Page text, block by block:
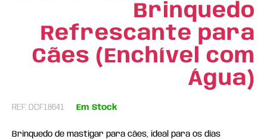
Brinquedo
Refrescante para
Cães (Enchível com
Água)
REF: DCF18641 Em Stock
Brinquedo de mastigar para cães, ideal para os dias